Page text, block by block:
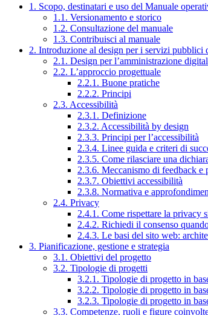
1. Scopo, destinatari e uso del Manuale
1.1. Versionamento e storico
1.2. Consultazione del manuale
1.3. Contribuisci al manuale
2. Introduzione al design per i servizi pubblici
2.1. Design per l’amministrazione
2.2. L’approccio progettuale
2.2.1. Buone pratiche
2.2.2. Principi
2.3. Accessibilità
2.3.1. Definizione
2.3.2. Accessibilità by design
2.3.3. Principi per l’accessibilità
2.3.4. Linee guida e criteri di
2.3.5. Come rilasciare una
2.3.6. Meccanismo di feedback e
2.3.7. Obiettivi accessibilità
2.3.8. Normativa e
2.4. Privacy
2.4.1. Come rispettare la privacy
2.4.2. Richiedi il consenso
2.4.3. Le basi del sito web:
3. Pianificazione, gestione e strategia
3.1. Obiettivi del progetto
3.2. Tipologie di progetti
3.2.1. Tipologie di progetto in
3.2.2. Tipologie di progetto in
3.2.3. Tipologie di progetto in
3.3. Competenze, ruoli e figure